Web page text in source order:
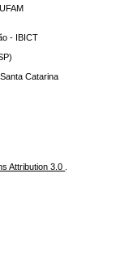
- IBICT
Catarina
Attribution 3.0